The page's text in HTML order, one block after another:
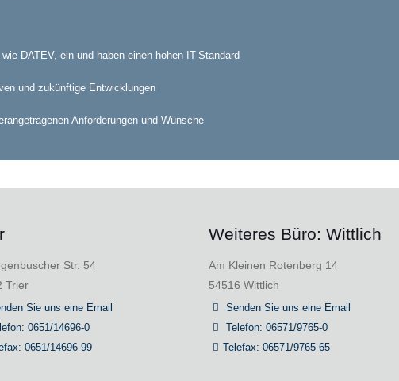
DATEV, ein und haben einen hohen IT-Standard
und zukünftige Entwicklungen
Anforderungen und Wünsche
Str. 54
Trier
Sie uns eine Email
0651/14696-0
0651/14696-99
Weiteres Büro: Wittlich
Am Kleinen Rotenberg 14
54516 Wittlich
Senden Sie uns eine Email
Telefon: 06571/9765-0
Telefax: 06571/9765-65